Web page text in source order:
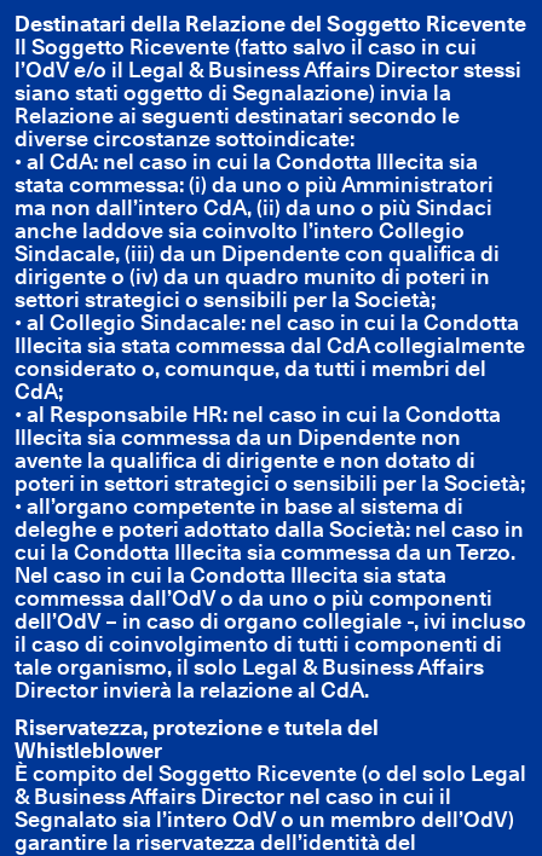
Destinatari della Relazione del Soggetto Ricevente
Il Soggetto Ricevente (fatto salvo il caso in cui
l’OdV e/o il Legal & Business Affairs Director stessi
siano stati oggetto di Segnalazione) invia la
Relazione ai seguenti destinatari secondo le
diverse circostanze sottoindicate:
• al CdA: nel caso in cui la Condotta Illecita sia
stata commessa: (i) da uno o più Amministratori
ma non dall’intero CdA, (ii) da uno o più Sindaci
anche laddove sia coinvolto l’intero Collegio
Sindacale, (iii) da un Dipendente con qualifica di
dirigente o (iv) da un quadro munito di poteri in
settori strategici o sensibili per la Società;
• al Collegio Sindacale: nel caso in cui la Condotta
Illecita sia stata commessa dal CdA collegialmente
considerato o, comunque, da tutti i membri del
CdA;
• al Responsabile HR: nel caso in cui la Condotta
Illecita sia commessa da un Dipendente non
avente la qualifica di dirigente e non dotato di
poteri in settori strategici o sensibili per la Società;
• all’organo competente in base al sistema di
deleghe e poteri adottato dalla Società: nel caso in
cui la Condotta Illecita sia commessa da un Terzo.
Nel caso in cui la Condotta Illecita sia stata
commessa dall’OdV o da uno o più componenti
dell’OdV – in caso di organo collegiale -, ivi incluso
il caso di coinvolgimento di tutti i componenti di
tale organismo, il solo Legal & Business Affairs
Director invierà la relazione al CdA.
Riservatezza, protezione e tutela del
Whistleblower
È compito del Soggetto Ricevente (o del solo Legal
& Business Affairs Director nel caso in cui il
Segnalato sia l’intero OdV o un membro dell’OdV)
garantire la riservatezza dell’identità del